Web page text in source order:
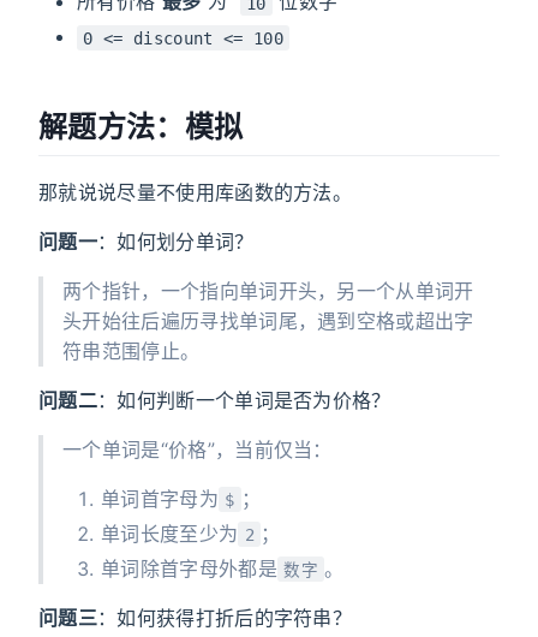
0 <= discount <= 100
解题方法：模拟
那就说说尽量不使用库函数的方法。
问题一：如何划分单词？
两个指针，一个指向单词开头，另一个从单词开
头开始往后遍历寻找单词尾，遇到空格或超出字
符串范围停止。
问题二：如何判断一个单词是否为价格？
一个单词是“价格”，当前仅当：
单词首字母为 $ ；
单词长度至少为 2 ；
单词除首字母外都是 数字 。
问题三：如何获得打折后的字符串？